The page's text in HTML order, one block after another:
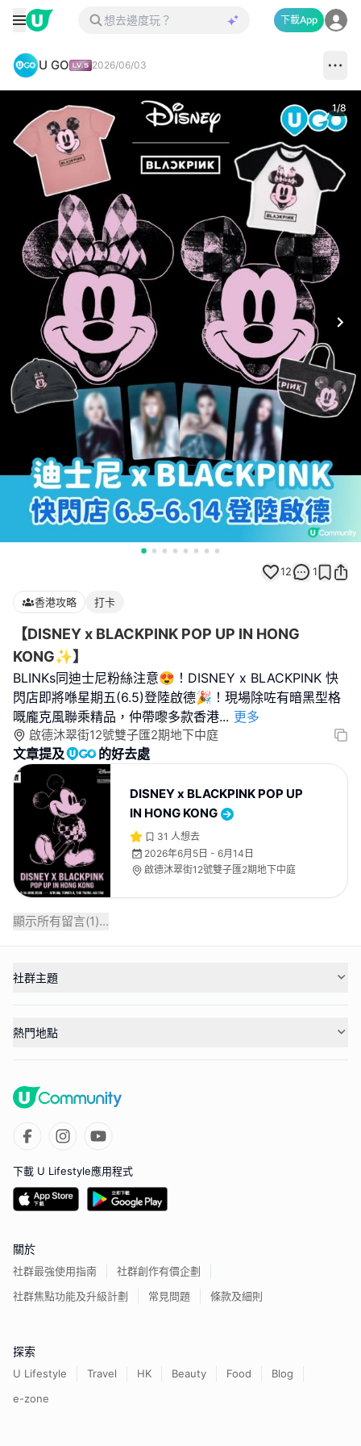
下載App
U GO 2026/06/03
1/8
12 1
香港攻略 打卡
【DISNEY x BLACKPINK POP UP IN HONG
KONG✨】
BLINKs同迪士尼粉絲注意😍！DISNEY x BLACKPINK 快
閃店即將喺星期五(6.5)登陸啟德🎉！現場除咗有暗黑型格
嘅龐克風聯乘精品，仲帶嚟多款香港... 更多
啟德沐翠街12號雙子匯2期地下中庭
文章提及 的好去處
DISNEY x BLACKPINK POP UP
IN HONG KONG
31 人想去
2026年6月5日 - 6月14日
啟德沐翠街12號雙子匯2期地下中庭
顯示所有留言(1)...
社群主題
熱門地點
下載 U Lifestyle應用程式
關於
社群最強使用指南
社群創作有價企劃
社群焦點功能及升級計劃
常見問題 條款及細則
探索
U Lifestyle Travel HK Beauty Food
Blog
e-zone